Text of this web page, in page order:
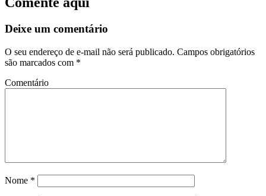
Deixe um comentário
O seu endereço de e-mail não será publicado. Campos obrigatórios
são marcados com *
Comentário
Nome *